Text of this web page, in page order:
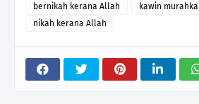
bernikah kerana Allah
kawin
nikah kerana Allah